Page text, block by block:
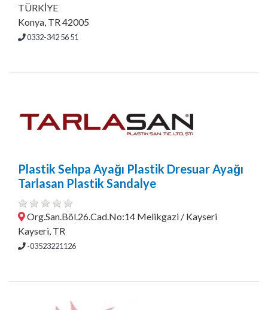
TÜRKİYE
Konya, TR 42005
0332-342 56 51
Plastik Sehpa Ayağı Plastik Dresuar Ayağı
Tarlasan Plastik Sandalye
Org.San.Böl.26.Cad.No:14 Melikgazi / Kayseri
Kayseri, TR
-03523221126